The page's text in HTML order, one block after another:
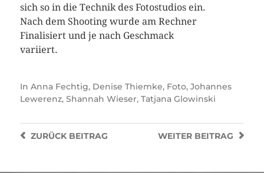
sich so in die Technik des Fotostudios ein.
Nach dem Shooting wurde am Rechner
Finalisiert und je nach Geschmack
variiert.
In Anna Fechtig, Denise Thiemke, Foto, Johannes
Lewerenz, Shannah Wieser, Tatjana Glowinski
WEITER BEITRAG
ZURÜCKBEITRAG